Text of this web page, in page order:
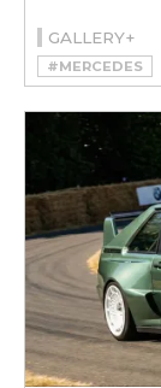
GALLERY+
#MERCEDES